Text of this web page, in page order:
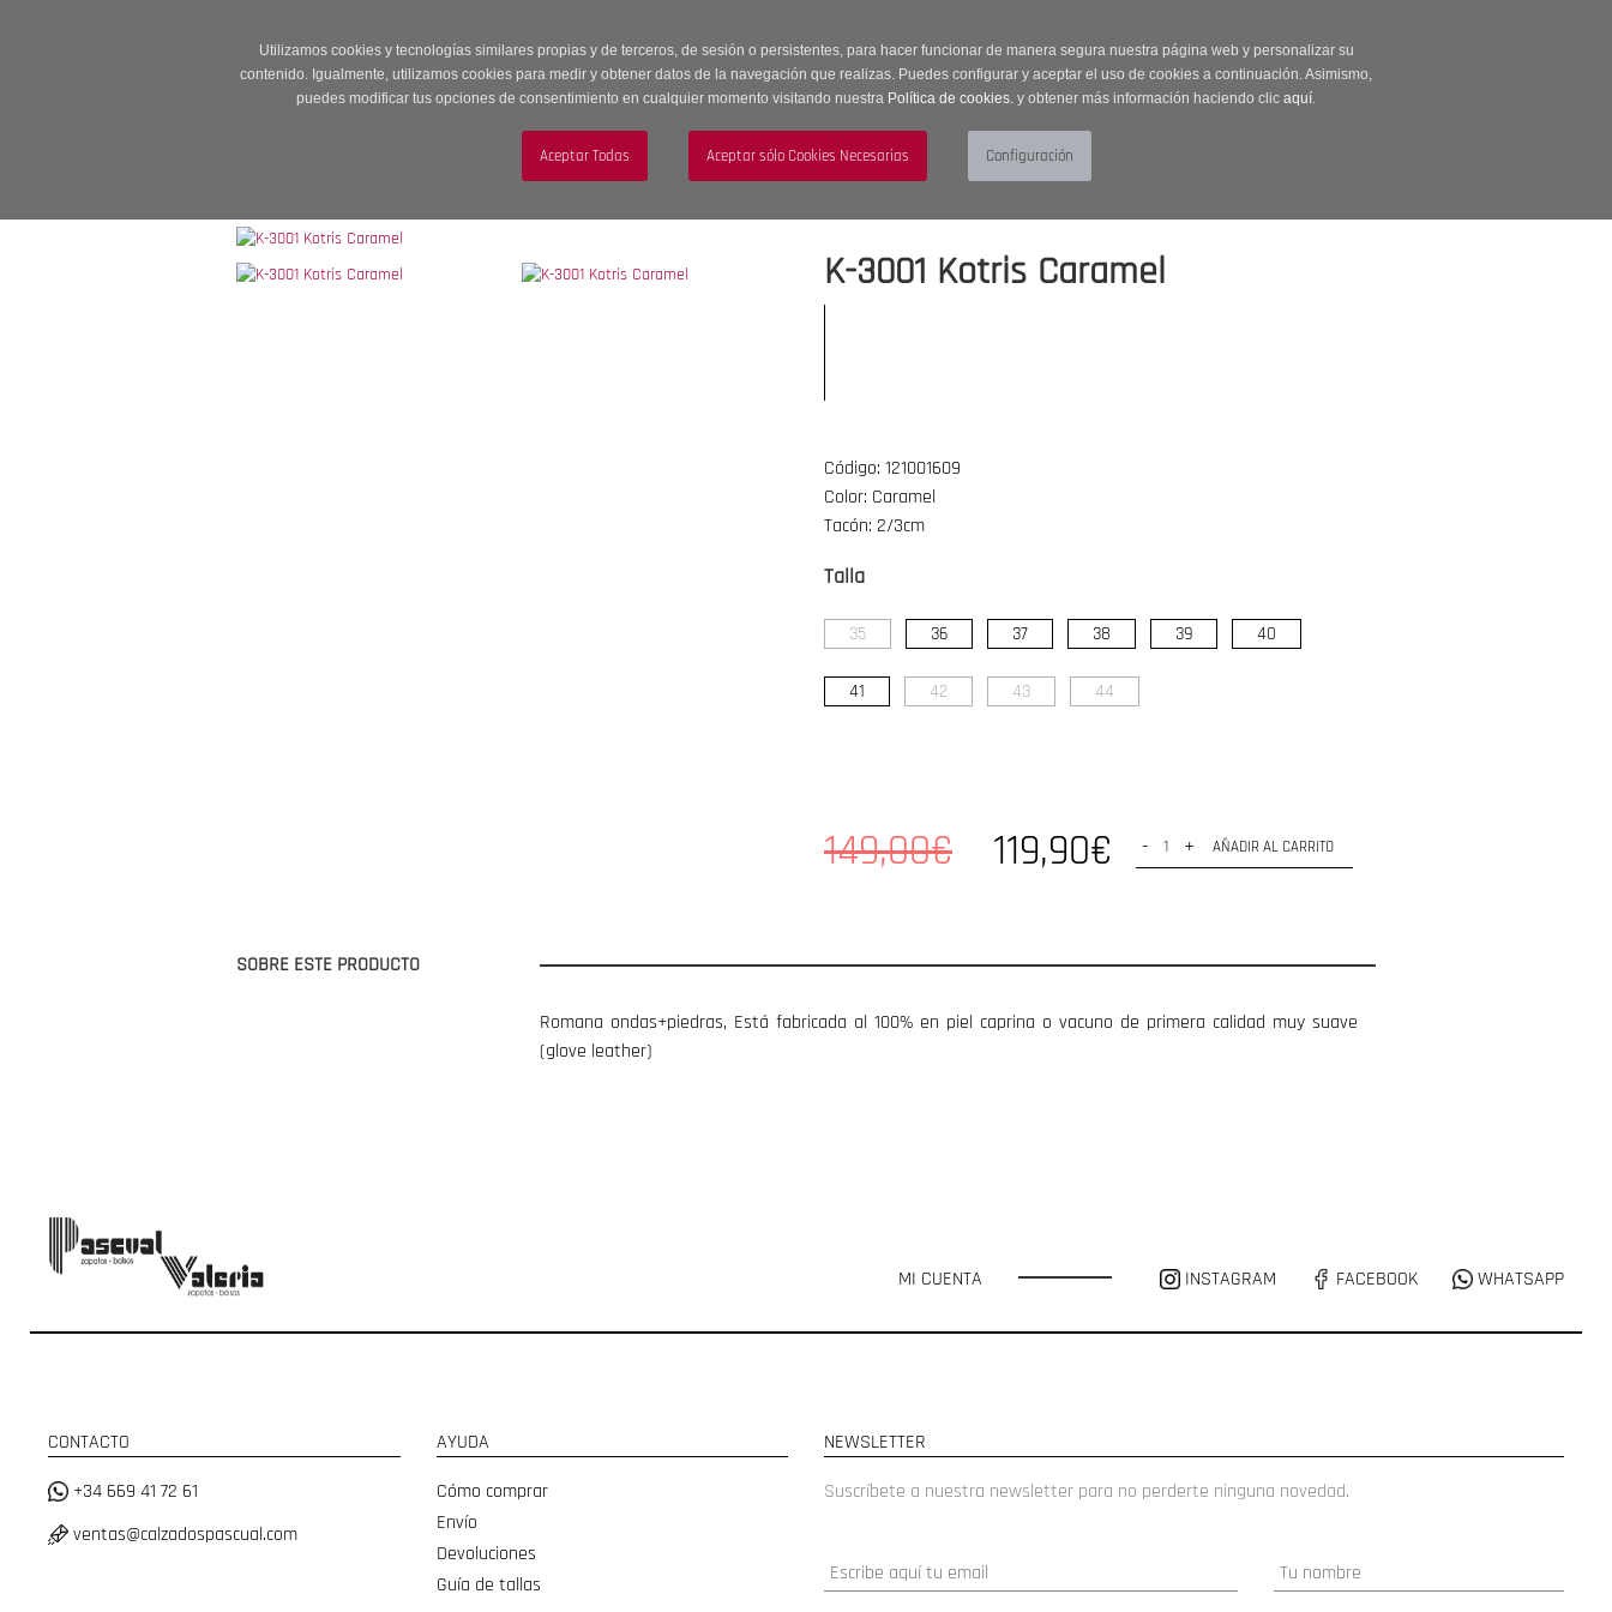
Utilizamos cookies y tecnologías similares propias y de terceros, de sesión o persistentes, para hacer funcionar de manera segura nuestra página web y personalizar su
contenido. Igualmente, utilizamos cookies para medir y obtener datos de la navegación que realizas. Puedes configurar y aceptar el uso de cookies a continuación. Asimismo,
puedes modificar tus opciones de consentimiento en cualquier momento visitando nuestra Política de cookies. y obtener más información haciendo clic aquí.
MUJER HOMBRE ACCESORIOS
K-3001 Kotris Caramel
Código: 121001609
Color: Caramel
Tacón: 2/3cm
Talla
35 36 37 38 39 40
41 42 43 44
149,00€ 119,90€ - + AÑADIR AL CARRITO
SOBRE ESTE PRODUCTO
Romana ondas+piedras, Está fabricada al 100% en piel caprina o vacuno de primera calidad muy suave
(glove leather)
MI CUENTA INSTAGRAM FACEBOOK WHATSAPP
CONTACTO
+34 669 41 72 61
ventas@calzadospascual.com
AYUDA
Cómo comprar
Envío
Devoluciones
Guía de tallas
NEWSLETTER
Suscríbete a nuestra newsletter para no perderte ninguna novedad.